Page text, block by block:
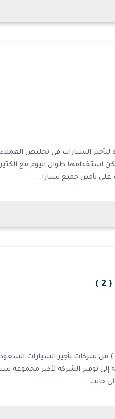
لتأجير السيارات في تخليص
طوال اليوم مع الكثير
على تأمين جميع سيارا...
)
تعد شركة نغم الجزيرة لتأجير السيارات فرع ( 2 ) من شركات
إلى توفير الشركة لأكبر مجموعة
جانب...